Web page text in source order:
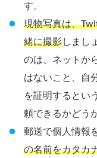
す。
現物写真は、
緒に撮影しまし
のは、ネットか
はないこと、自
を証明するとい
頼できるかどう
郵送で個人情報
の名前をカタカ